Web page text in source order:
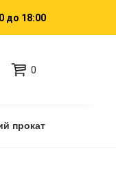
до 18:00
0
прокат